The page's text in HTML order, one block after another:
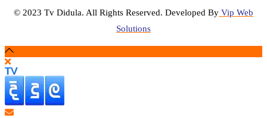
© 2023 Tv Didula. All Rights Reserved. Developed By Vip Web
Solutions